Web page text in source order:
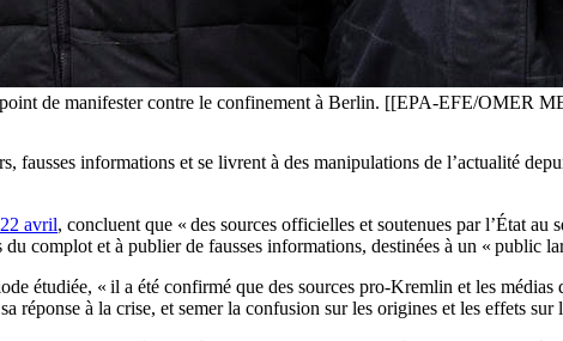
de manifester contre le confinement à Berlin. [[EPA-EFE/OMER
fausses informations et se livrent à des manipulations de l’actualité
avril, concluent que « des sources officielles et soutenues par l’État
complot et à publier de fausses informations, destinées à un « public
étudiée, « il a été confirmé que des sources pro-Kremlin et les
réponse à la crise, et semer la confusion sur les origines et les effets